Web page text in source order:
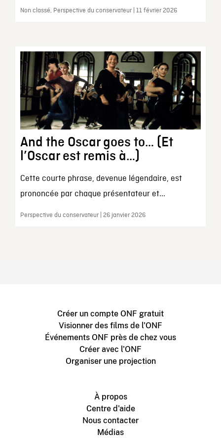
Non classé, Perspective du conservateur | 11 février 2026
And the Oscar goes to… (Et
l’Oscar est remis à…)
Cette courte phrase, devenue légendaire, est
prononcée par chaque présentateur et...
Perspective du conservateur | 26 janvier 2026
Créer un compte ONF gratuit
Visionner des films de l'ONF
Événements ONF près de chez vous
Créer avec l'ONF
Organiser une projection
À propos
Centre d'aide
Nous contacter
Médias